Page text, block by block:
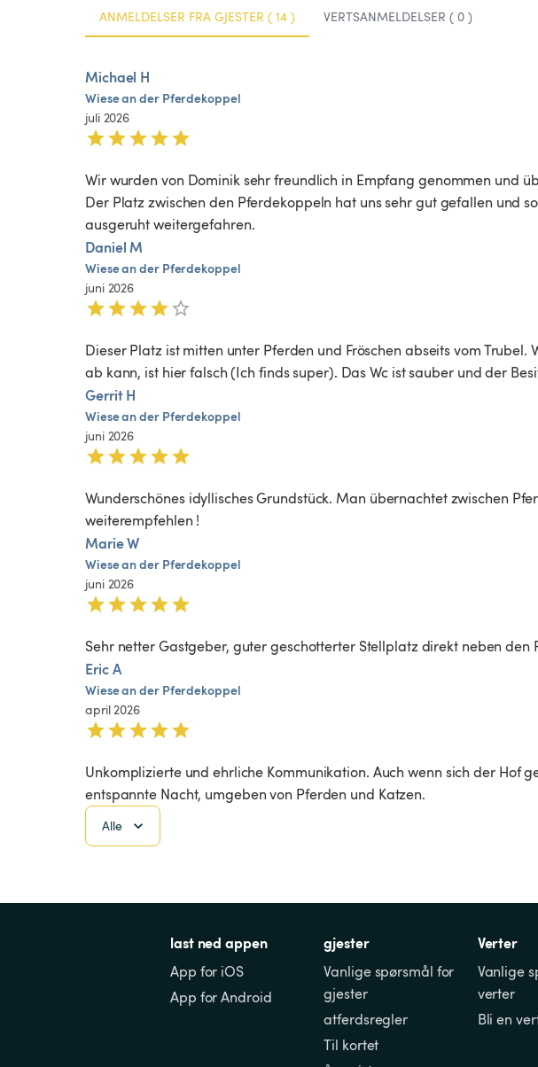
ANMELDELSER FRA GJESTER ( 14 ) VERTSANMELDELSER ( 0 )
Michael H
Wieseander Pferdekoppel
juli 2026
Wir wurden von Dominik sehr freundlich in Empfang genommen und
Der Platz zwischen den Pferdekoppeln hat uns sehr gut gefallen und
ausgeruht weitergefahren.
Daniel M
Wieseander Pferdekoppel
juni 2026
Dieser Platz ist mitten unter Pferden und Fröschen abseits vom
ab kann, ist hier falsch (Ich finds super). Das Wc ist sauber und der
Gerrit H
Wieseander Pferdekoppel
juni 2026
Wunderschönes idyllisches Grundstück. Man übernachtet zwischen
weiterempfehlen !
Marie W
Wieseander Pferdekoppel
juni 2026
Sehr netter Gastgeber, guter geschotterter Stellplatz direkt neben den
Eric A
Wieseander Pferdekoppel
april 2026
Unkomplizierte und ehrliche Kommunikation. Auch wenn sich der Hof
entspannte Nacht, umgeben von Pferden und Katzen.
Alle
last ned appen
App for iOS
App for Android
gjester
Vanlige spørsmål for
gjester
atferdsregler
Til kortet
Verter
Vanlige
verter
Bli en